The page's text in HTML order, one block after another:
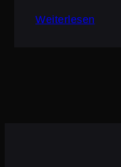
Weiterlesen